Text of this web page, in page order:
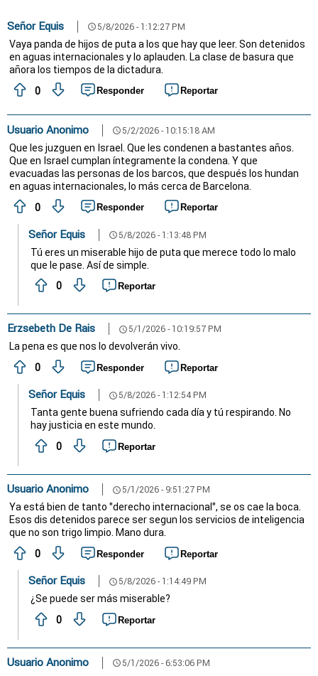
Señor Equis schedule 5/8/2026 - 1:12:27 PM
Vaya panda de hijos de puta a los que hay que leer. Son detenidos
en aguas internacionales y lo aplauden. La clase de basura que
añora los tiempos de la dictadura.
0
Responder Reportar
Usuario Anonimo schedule 5/2/2026 - 10:15:18 AM
Que les juzguen en Israel. Que les condenen a bastantes años.
Que en Israel cumplan íntegramente la condena. Y que
evacuadas las personas de los barcos, que después los hundan
en aguas internacionales, lo más cerca de Barcelona.
0
Responder Reportar
Señor Equis schedule 5/8/2026 - 1:13:48 PM
Tú eres un miserable hijo de puta que merece todo lo malo
que le pase. Así de simple.
0
Reportar
Erzsebeth De Rais schedule 5/1/2026 - 10:19:57 PM
La pena es que nos lo devolverán vivo.
0
Responder Reportar
Señor Equis schedule 5/8/2026 - 1:12:54 PM
Tanta gente buena sufriendo cada día y tú respirando. No
hay justicia en este mundo.
0
Reportar
Usuario Anonimo schedule 5/1/2026 - 9:51:27 PM
Ya está bien de tanto "derecho internacional", se os cae la boca.
Esos dis detenidos parece ser segun los servicios de inteligencia
que no son trigo limpio. Mano dura.
0
Responder Reportar
Señor Equis schedule 5/8/2026 - 1:14:49 PM
¿Se puede ser más miserable?
0
Reportar
Usuario Anonimo schedule 5/1/2026 - 6:53:06 PM